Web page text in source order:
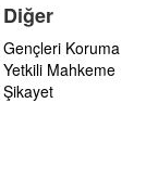
Diğer
Gençleri Koruma
Yetkili Mahkeme
Şikayet